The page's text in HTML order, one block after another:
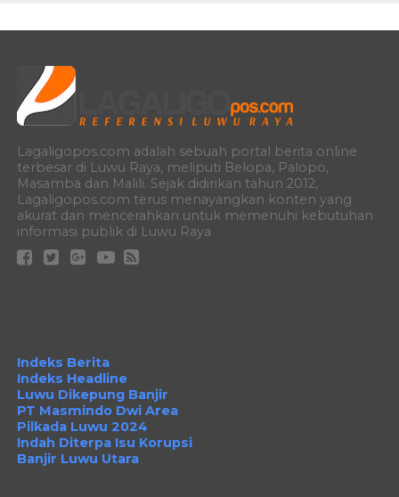
Lagaligopos.com adalah sebuah portal berita online
terbesar di Luwu Raya, meliputi Belopa, Palopo,
Masamba dan Malili. Sejak didirikan tahun 2012,
Lagaligopos.com terus menayangkan konten yang
akurat dan mencerahkan untuk memenuhi kebutuhan
informasi publik di Luwu Raya
Indeks Berita
Indeks Headline
Luwu Dikepung Banjir
PT Masmindo Dwi Area
Pilkada Luwu 2024
Indah Diterpa Isu Korupsi
Banjir Luwu Utara